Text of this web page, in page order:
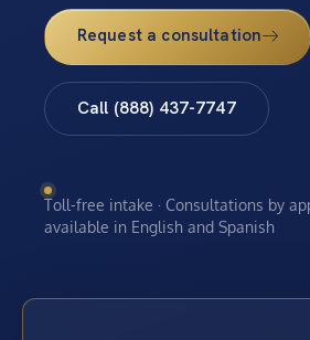
Request a consultation
Call (888) 437-7747
Toll-free intake · Consultations by
available in English and Spanish